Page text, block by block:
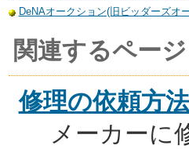
DeNAオークション(旧ビッダーズオ
関連するページ
修理の依頼方法
メーカーに